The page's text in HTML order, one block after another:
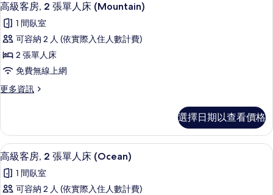
Ocean)
的
所
有
相
片
多
床
(Family,
的
詳
示
高
級
客
房,
2
單
人
床
(Mountain)
的
1
高級客房, 2 張單人床 (Mountain)
1 間臥室
可容納 2 人 (依實際入住人數計費)
2 張單人床
免費無線上網
更多資訊
更
客
房,
2
單
人
選擇日期以查看價格
顯
示
高
高級寢具、舒適加層、客房內保險箱、
1
高級客房, 2 張單人床 (Ocean)
1 間臥室
可容納 2 人 (依實際入住人數計費)